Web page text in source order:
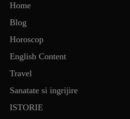
Home
Blog
Horoscop
English Content
Travel
Sanatate si ingrijire
ISTORIE